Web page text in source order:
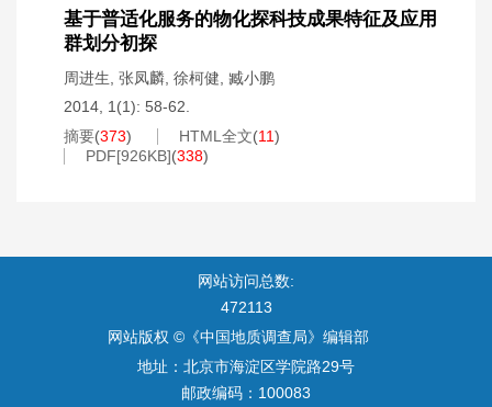
基于普适化服务的物化探科技成果特征及应用
群划分初探
周进生 张凤麟 徐柯健 臧小鹏
2014, 1(1): 58-62.
摘要(373) HTML全文(11)
PDF[926KB](338)
网站访问总数:
472113
网站版权 ©《中国地质调查局》编辑部
地址：北京市海淀区学院路29号
邮政编码：100083